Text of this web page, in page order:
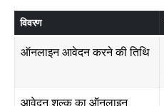
विवरण
ऑनलाइन आवेदन करने की तिथि
आवेदन शुल्क का ऑनलाइन